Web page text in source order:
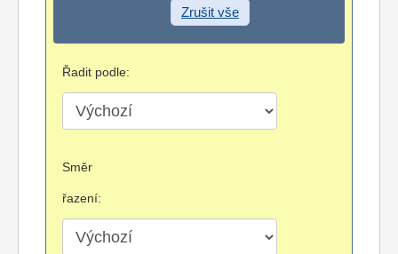
Zrušit vše
Řadit podle:
Směr
řazení: